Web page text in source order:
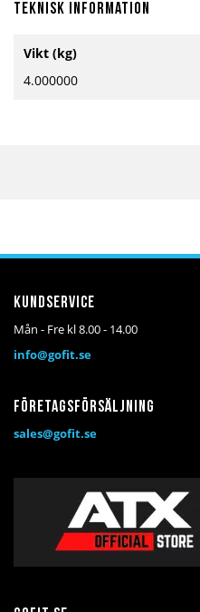
Teknisk information
information
Vikt (kg)
4.000000
Kundservice
Mån - Fre kl 8.00 - 14.00
info@gofit.se
Företagsförsäljning
sales@gofit.se